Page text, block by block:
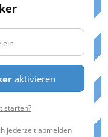
aktivieren
starten?
jederzeit abmelden